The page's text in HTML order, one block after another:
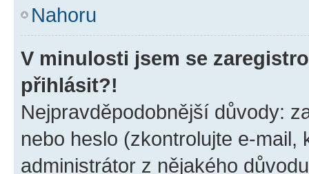
Nahoru
V minulosti jsem se
přihlásit?!
Nejpravděpodobnější důvody:
nebo heslo (zkontrolujte e-
administrátor z nějakého